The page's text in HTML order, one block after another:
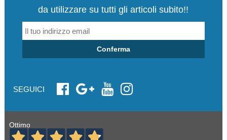
da utilizzare su tutti gli articoli subito!!
Conferma
SEGUICI
Ottimo